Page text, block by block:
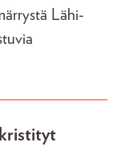
Lähi-